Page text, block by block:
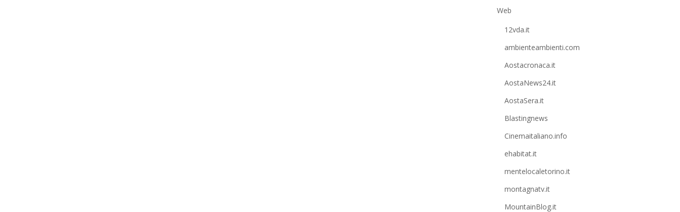
Web
12vda.it
ambienteambienti.com
Aostacronaca.it
AostaNews24.it
AostaSera.it
Blastingnews
Cinemaitaliano.info
ehabitat.it
mentelocaletorino.it
montagnatv.it
MountainBlog.it